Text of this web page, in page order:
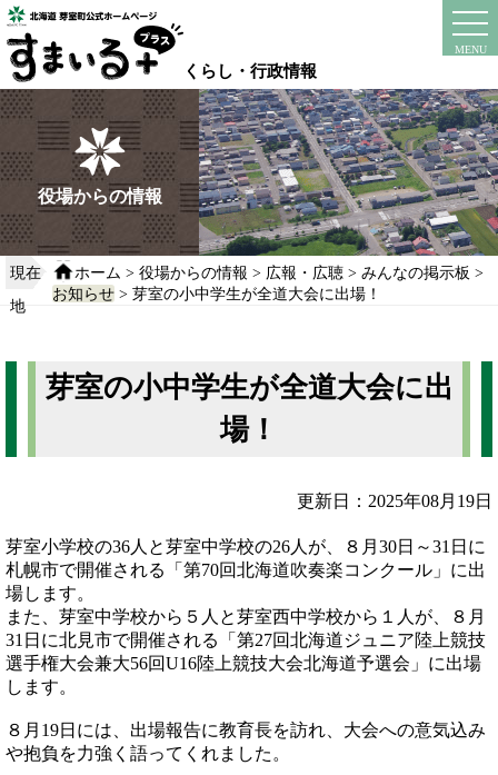
本
文
へ
移
動
る
くらし・行政情報
MENU
instagram
役場からの情報
現在
地
ホーム >役場からの情報 > 広報・広聴 >みんなの掲示板 >
お知らせ > 芽室の小中学生が全道大会に出場！
芽室の小中学生が全道大会に出
場！
更新日：2025年08月19日
芽室小学校の36人と芽室中学校の26人が、８月30日～31日に
札幌市で開催される「第70回北海道吹奏楽コンクール」に出
場します。
また、芽室中学校から５人と芽室西中学校から１人が、８月
31日に北見市で開催される「第27回北海道ジュニア陸上競技
選手権大会兼大56回U16陸上競技大会北海道予選会」に出場
します。
８月19日には、出場報告に教育長を訪れ、大会への意気込み
や抱負を力強く語ってくれました。